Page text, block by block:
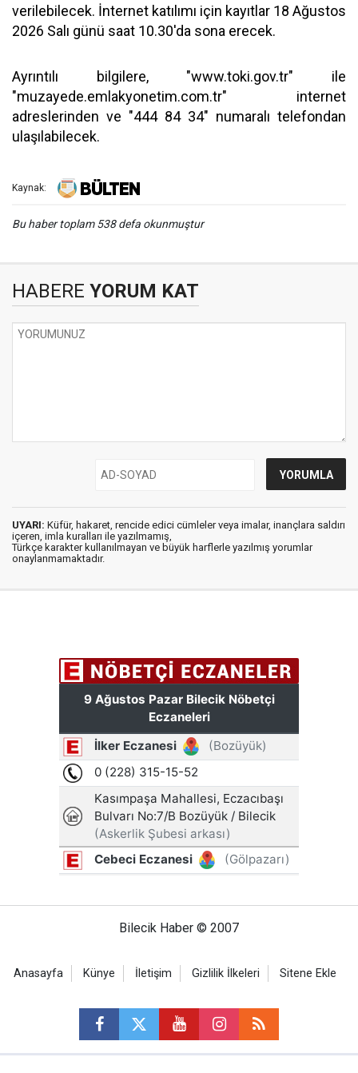
verilebilecek. İnternet katılımı için kayıtlar 18 Ağustos
2026 Salı günü saat 10.30'da sona erecek.
Ayrıntılı bilgilere, "www.toki.gov.tr" ile
"muzayede.emlakyonetim.com.tr" internet
adreslerinden ve "444 84 34" numaralı telefondan
ulaşılabilecek.
Kaynak:
Bu haber toplam 538 defa okunmuştur
HABERE YORUM KAT
UYARI: Küfür, hakaret, rencide edici cümleler veya imalar, inançlara saldırı
içeren, imla kuralları ile yazılmamış,
Türkçe karakter kullanılmayan ve büyük harflerle yazılmış yorumlar
onaylanmamaktadır.
Bilecik Haber © 2007
Anasayfa Künye İletişim Gizlilik İlkeleri Sitene Ekle